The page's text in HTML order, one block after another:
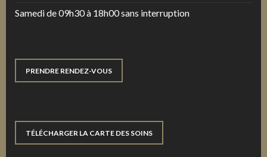
Samedi de 09h30 à 18h00 sans interruption
PRENDRE RENDEZ-VOUS
TÉLÉCHARGER LA CARTE DES SOINS